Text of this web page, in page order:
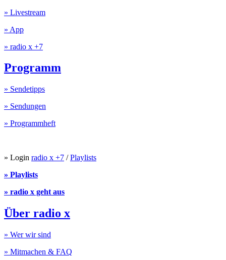
» Livestream
» App
» radio x +7
Programm
» Sendetipps
» Sendungen
» Programmheft
» Login radio x +7 /Playlists
» Playlists
» radio x geht aus
Über radio x
» Wer wir sind
» Mitmachen & FAQ